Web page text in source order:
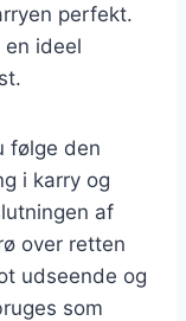
perfekt.
ideel
følge den
i karry og
af
over retten
udseende og
som